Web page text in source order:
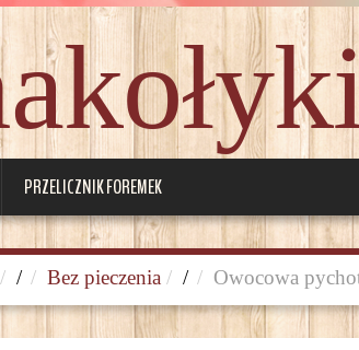
PRZELICZNIK FOREMEK
/ Bez pieczenia / Owocowa